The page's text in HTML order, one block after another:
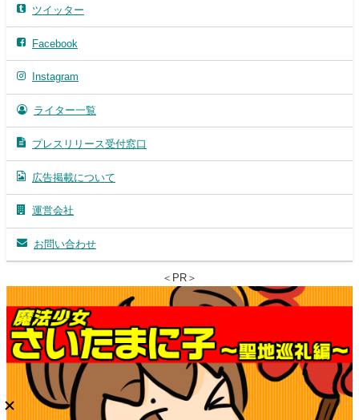
ツイッター
Facebook
Instagram
ライター一覧
プレスリリース受付窓口
広告掲載について
運営会社
お問い合わせ
＜PR＞